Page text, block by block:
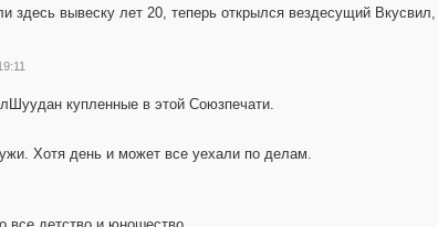
здесь вывеску лет 20, теперь открылся вездесущий
купленные в этой Союзпечати.
Хотя день и может все уехали по делам.